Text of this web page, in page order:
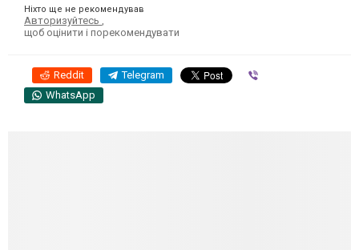
Ніхто ще не рекомендував
Авторизуйтесь
щоб оцінити і порекомендувати
Reddit Telegram
WhatsApp